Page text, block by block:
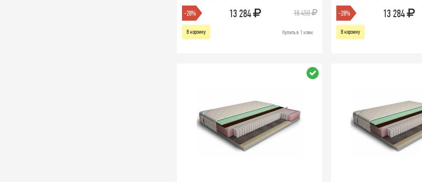
-28% 13 284 18 450
В корзину Купить в 1 клик
-28% 13 284
В корзину